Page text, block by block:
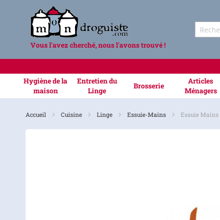
Vous l'avez cherché, nous l'avons trouvé !
Hygiène de la
maison
Entretien du
Linge
Brosserie
Articles
Ménagers
Accueil Cuisine Linge Essuie-Mains Essuie Mains